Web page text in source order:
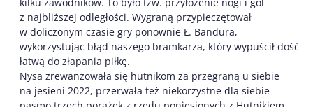
z najbliższej odległości. Wygraną przypieczętował
w doliczonym czasie gry ponownie Ł. Bandura,
wykorzystując błąd naszego bramkarza, który wypuścił dość
łatwą do złapania piłkę.
Nysa zrewanżowała się hutnikom za przegraną u siebie
na jesieni 2022, przerwała też niekorzystne dla siebie